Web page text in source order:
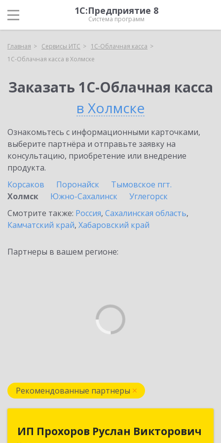
1С:Предприятие 8
Система программ
Главная Сервисы ИТС
1С-Облачная касса
1С-Облачная касса в Холмске
Заказать 1С-Облачная касса
в Холмске
Ознакомьтесь с информационными карточками,
выберите партнёра и отправьте заявку на
консультацию, приобретение или внедрение
продукта.
Корсаков
Поронайск
Тымовское пгт.
Холмск
Южно-Сахалинск
Углегорск
Смотрите также: Россия, Сахалинская область,
Камчатский край, Хабаровский край
Партнеры в вашем регионе:
Рекомендованные партнеры
ИП Прохоров Руслан Викторович